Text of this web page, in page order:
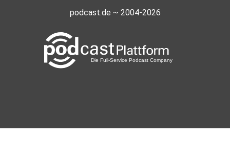
podcast.de ~ 2004-2026